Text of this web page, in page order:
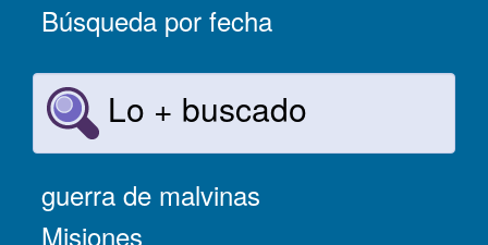
Búsqueda por fecha
Lo + buscado
guerra de malvinas
Misiones